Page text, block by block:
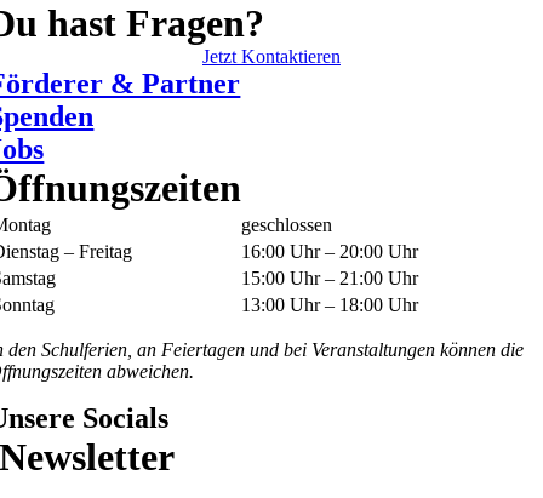
hast Fragen?
Jetzt Kontaktieren
& Partner
geschlossen
– Freitag
16:00 Uhr – 20:00 Uhr
15:00 Uhr – 21:00 Uhr
13:00 Uhr – 18:00 Uhr
den Schulferien, an Feiertagen und bei Veranstaltungen können die
abweichen.
Socials
Newsletter